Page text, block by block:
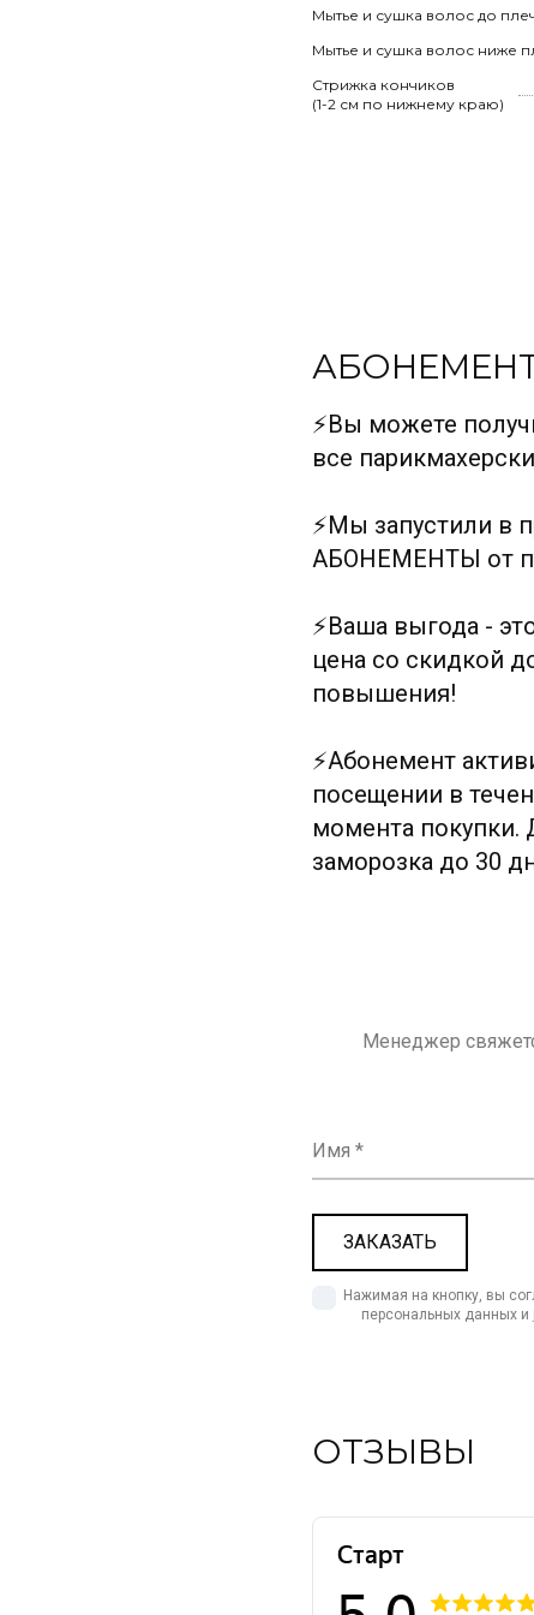
Мытье и сушка волос до
Мытье и сушка волос ниже
Стрижка кончиков
(1-2 см по нижнему краю)
⚡️Вы можете
все
⚡️Мы запустили в
АБОНЕМЕНТЫ от
⚡️Ваша выгода -
цена со скидкой
повышения!
⚡️Абонемент
посещении в
момента покупки.
заморозка до 30
Менеджер
Имя
Нажимая на кнопку, вы
персональных данных и
ОТЗЫВЫ